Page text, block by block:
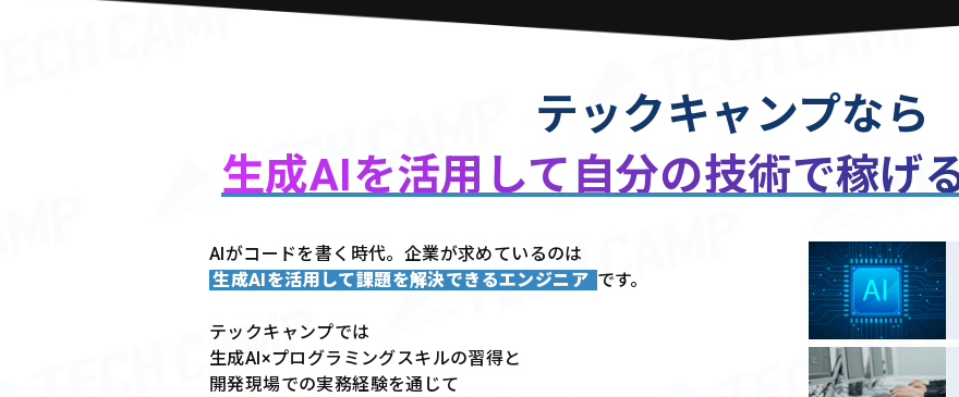
テックキャンプなら
生成AIを活用して 自分の技術で稼げ
AIがコードを書く時代。企業が求めているのは
生成AIを活用して課題を解決できるエンジニア です。
テックキャンプでは
生成AI×プログラミングスキルの習得と
開発現場での実務経験を通じて